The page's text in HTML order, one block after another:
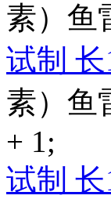
素）鱼
试制
素）鱼
+ 1;
试制